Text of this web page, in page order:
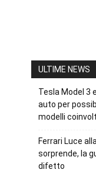
ULTIME NEWS
Tesla Model 3
auto per
modelli
Ferrari Luce
sorprende, la
difetto